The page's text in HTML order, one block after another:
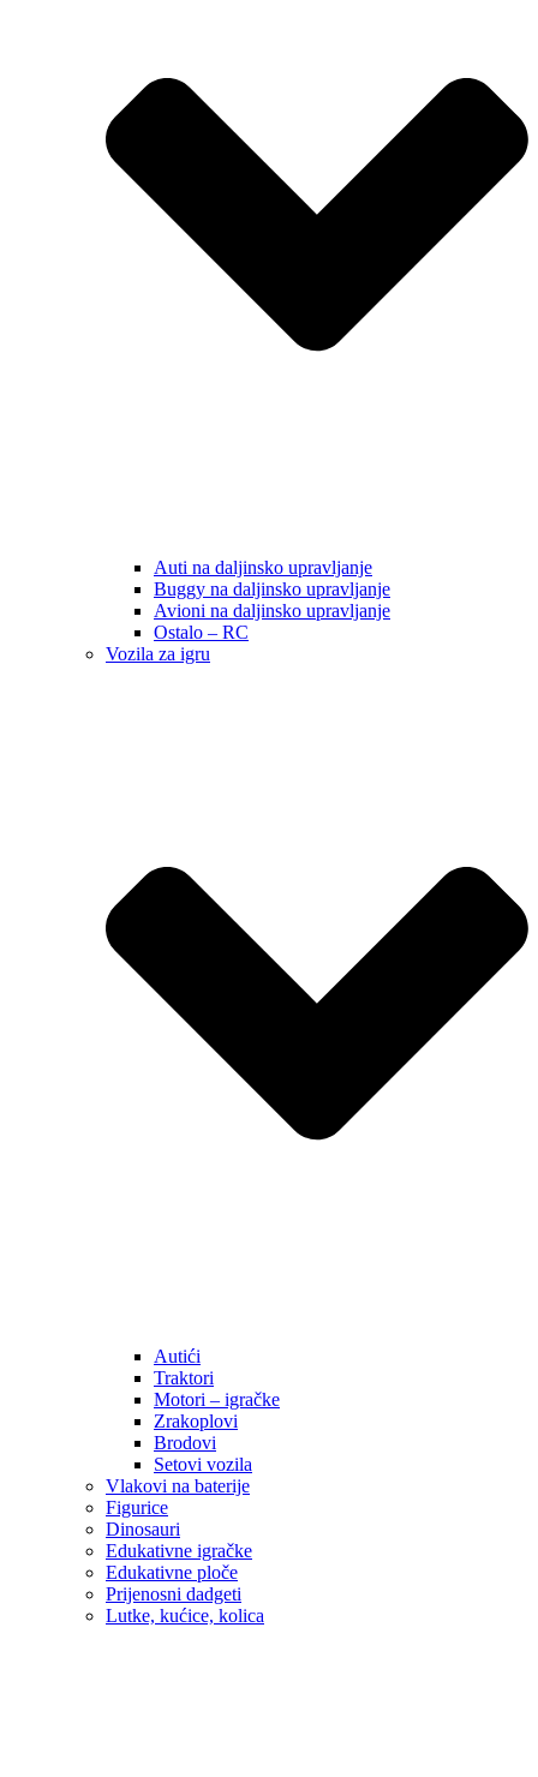
Auti na daljinsko upravljanje
Buggy na daljinsko upravljanje
Avioni na daljinsko upravljanje
Ostalo – RC
Vozila za igru
Autići
Traktori
Motori – igračke
Zrakoplovi
Brodovi
Setovi vozila
Vlakovi na baterije
Figurice
Dinosauri
Edukativne igračke
Edukativne ploče
Prijenosni dadgeti
Lutke, kućice, kolica